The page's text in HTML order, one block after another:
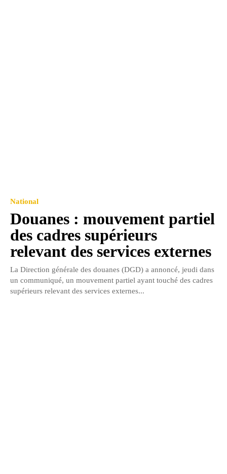
National
Douanes : mouvement partiel
des cadres supérieurs
relevant des services externes
La Direction générale des douanes (DGD) a annoncé, jeudi dans
un communiqué, un mouvement partiel ayant touché des cadres
supérieurs relevant des services externes...